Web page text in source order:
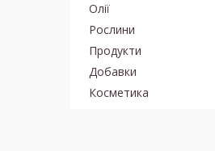
Олії
Рослини
Продукти
Добавки
Косметика